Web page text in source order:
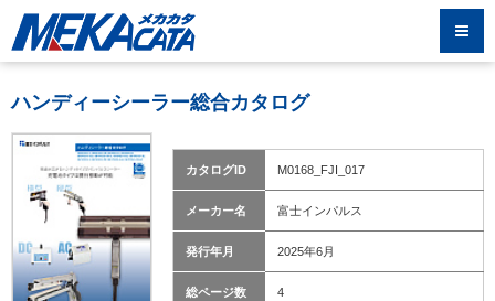
ハンディーシーラー総合カタログ
カタログID M0168_FJI_017
メーカー名 富士インパルス
発行年月 2025年6月
総ページ数 4